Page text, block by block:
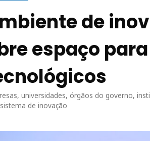
de
espaço
universidades, órgãos do governo,
de inovação